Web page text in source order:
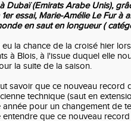
à Dubaï (Emirats Arabe Unis),
1er essai, Marie-Amélie Le Fur à
en saut en longueur (
la chance de la croisé hier
à Blois, à l'issue duquel elle
la suite de la saison.
savoir que ce nouveau record
technique (saut en
pour un changement de
entendre que ce nouveau